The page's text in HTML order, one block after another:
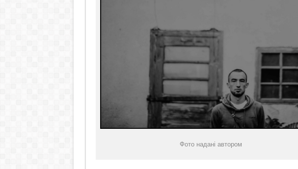
Фото надані автором